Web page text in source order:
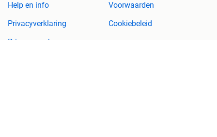
Help en info
Voorwaarden
Privacyverklaring
Cookiebeleid
Privacyvoorkeuren